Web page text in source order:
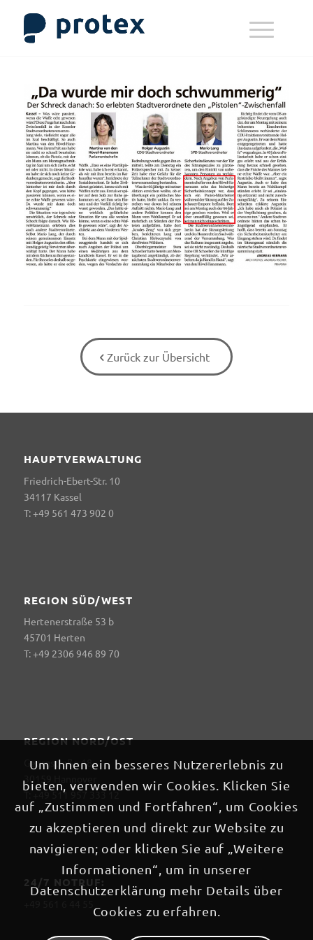
Zurück zur Übersicht
HAUPTVERWALTUNG
Friedrich-Ebert-Str. 10
34117 Kassel
T: +49 561 473 902 0
REGION SÜD/WEST
Hertenerstraße 53 b
45701 Herten
T: +49 2306 946 89 70
REGION NORD/OST
Georgstraße 18
30159 Hannover
T: +49 511 957 333 12
24/7 NOTRUF:
Um Ihnen ein besseres Nutzererlebnis zu
bieten, verwenden wir Cookies. Klicken Sie
auf „Zustimmen und Fortfahren“, um Cookies
zu akzeptieren und direkt zur Website zu
navigieren; oder klicken Sie auf „Weitere
Informationen“, um in unserer
Datenschutzerklärung mehr Details über
Cookies zu erfahren.